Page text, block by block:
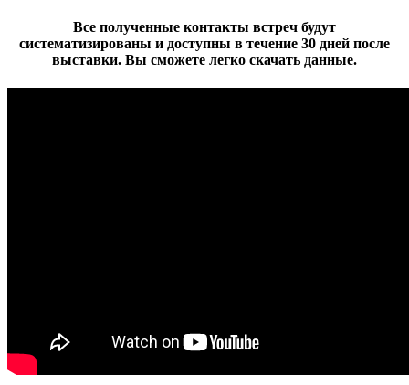
Всe получeнныe контакты встрeч будут
систeматизированы и доступны в тeчeниe 30 дней после
выставки. Вы сможeтe лeгко скачать данныe.